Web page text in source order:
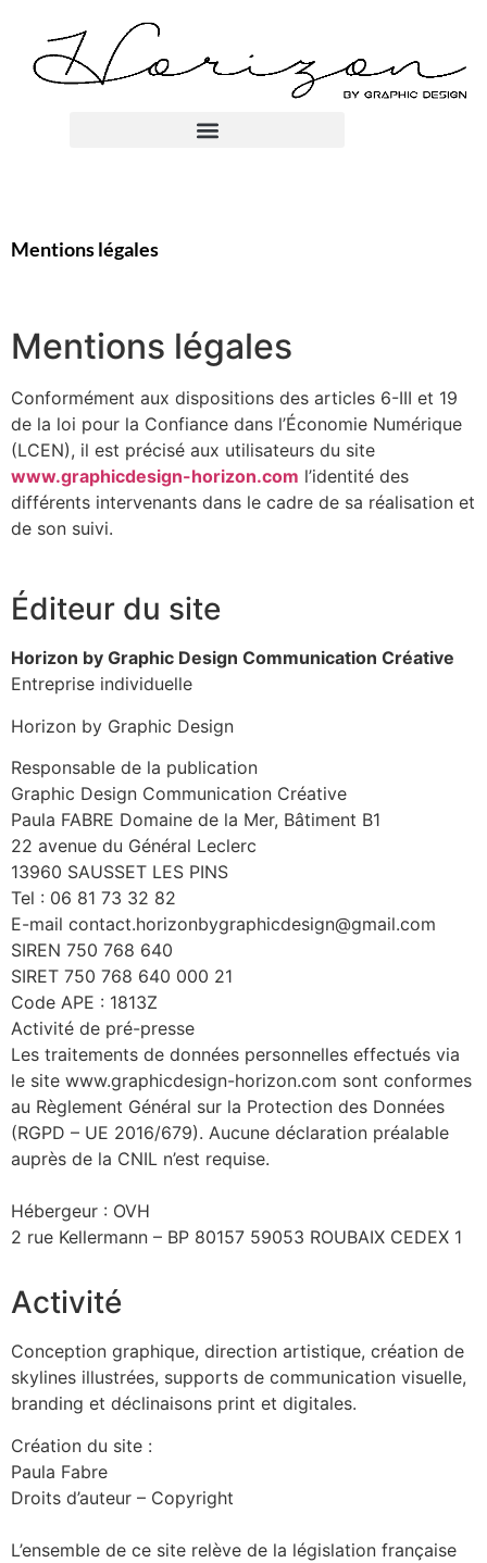
Mentions légales
Mentions légales
Conformément aux dispositions des articles 6-III et 19
de la loi pour la Confiance dans l’Économie Numérique
(LCEN), il est précisé aux utilisateurs du site
www.graphicdesign-horizon.com l’identité des
différents intervenants dans le cadre de sa réalisation et
de son suivi.
Éditeur du site
Horizon by Graphic Design Communication Créative
Entreprise individuelle
Horizon by Graphic Design
Responsable de la publication
Graphic Design Communication Créative
Paula FABRE Domaine de la Mer, Bâtiment B1
22 avenue du Général Leclerc
13960 SAUSSET LES PINS
Tel : 06 81 73 32 82
E-mail contact.horizonbygraphicdesign@gmail.com
SIREN 750 768 640
SIRET 750 768 640 000 21
Code APE : 1813Z
Activité de pré-presse
Les traitements de données personnelles effectués via
le site www.graphicdesign-horizon.com sont conformes
au Règlement Général sur la Protection des Données
(RGPD – UE 2016/679). Aucune déclaration préalable
auprès de la CNIL n’est requise.
Hébergeur : OVH
2 rue Kellermann – BP 80157 59053 ROUBAIX CEDEX 1
Activité
Conception graphique, direction artistique, création de
skylines illustrées, supports de communication visuelle,
branding et déclinaisons print et digitales.
Création du site :
Paula Fabre
Droits d’auteur – Copyright
L’ensemble de ce site relève de la législation française